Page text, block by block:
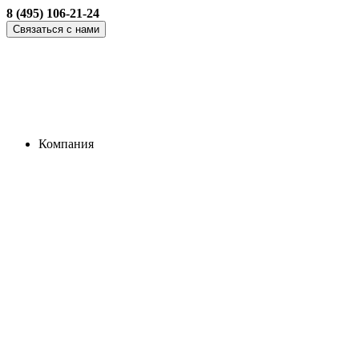
8 (495) 106-21-24
Связаться с нами
Компания